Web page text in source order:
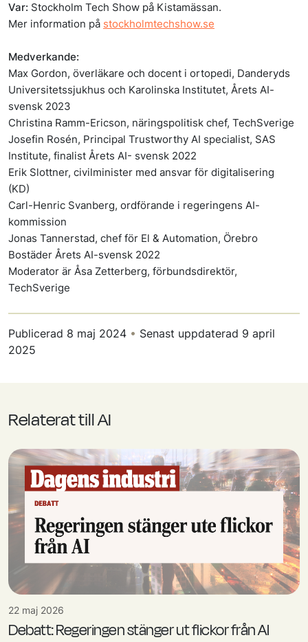
Var: Stockholm Tech Show på Kistamässan.
Mer information på stockholmtechshow.se
Medverkande:
Max Gordon, överläkare och docent i ortopedi, Danderyds
Universitetssjukhus och Karolinska Institutet, Årets AI-
svensk 2023
Christina Ramm-Ericson, näringspolitisk chef, TechSverige
Josefin Rosén, Principal Trustworthy AI specialist, SAS
Institute, finalist Årets AI- svensk 2022
Erik Slottner, civilminister med ansvar för digitalisering
(KD)
Carl-Henric Svanberg, ordförande i regeringens AI-
kommission
Jonas Tannerstad, chef för El & Automation, Örebro
Bostäder Årets AI-svensk 2022
Moderator är Åsa Zetterberg, förbundsdirektör,
TechSverige
Publicerad 8 maj 2024 • Senast uppdaterad 9 april
2025
Relaterat till AI
22 maj 2026
Debatt: Regeringen stänger ut flickor från AI